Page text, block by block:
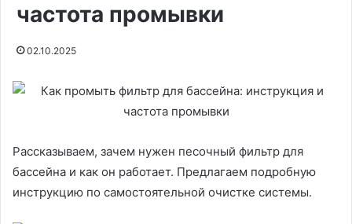
частота промывки
02.10.2025
Рассказываем, зачем нужен песочный фильтр для
бассейна и как он работает. Предлагаем подробную
инструкцию по самостоятельной очистке системы.